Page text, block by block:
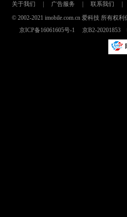
关于我们 广告服务 联系我们
© 2002-2021 imobile.com.cn 爱科技 所有权
京ICP备16061605号-1
京B2-20201853